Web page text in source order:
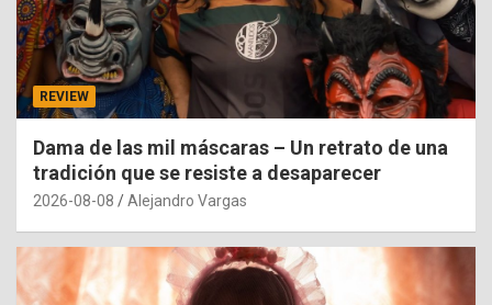
REVIEW
Dama de las mil máscaras – Un retrato de una
tradición que se resiste a desaparecer
2026-08-08 Alejandro Vargas